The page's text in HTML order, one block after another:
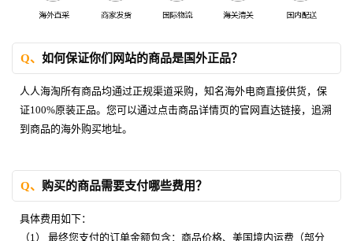
Q、 如何保证你们网站的商品是国外正品？
人人海淘所有商品均通过正规渠道采购，知名海外电商直接供货，保
证100%原装正品。您可以通过点击商品详情页的官网直达链接，追溯
到商品的海外购买地址。
Q、 购买的商品需要支付哪些费用？
具体费用如下：
（1） 最终您支付的订单金额包含：商品价格、美国境内运费（部分